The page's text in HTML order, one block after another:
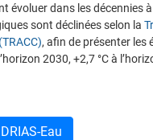
évoluer dans les décennies
sont déclinées selon la
, afin de présenter les
2030, +2,7 °C à
Eau